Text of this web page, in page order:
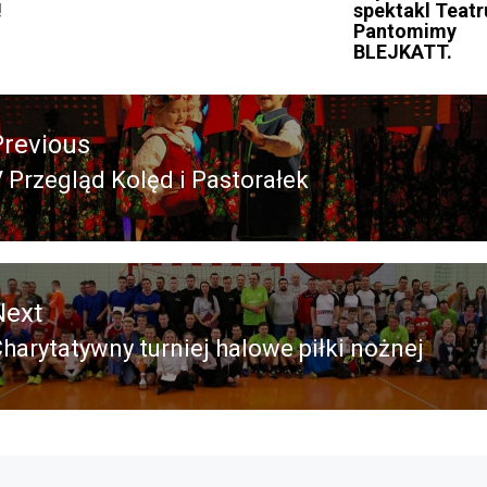
spektakl
Pantomimy
BLEJKATT.
Przegląd Kolęd i Pastorałek
turniej halowe piłki nożnej